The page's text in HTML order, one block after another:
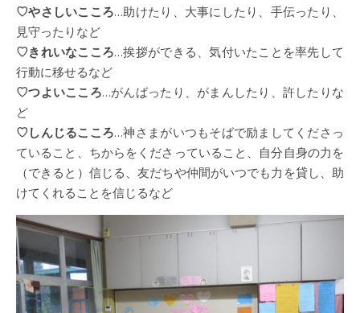
♡やさしいこころ…助けたり、大事にしたり、手伝ったり、
見守ったりなど
♡きれいなこころ…挨拶ができる、気付いたことを率先して
行動に移せるなど
♡つよいこころ…がんばったり、がまんしたり、許したりな
ど
♡しんじるこころ…神さまがいつもそばで励ましてくださっ
ていること、ちからをくださっていること、自分自身の力を
（できると）信じる、友だちや仲間がいつでも力を貸し、助
けてくれることを信じるなど